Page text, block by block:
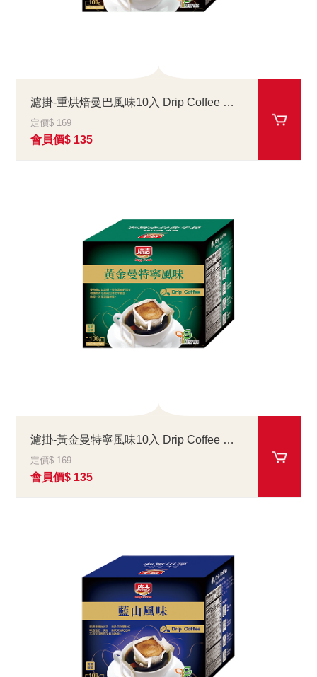
濾掛-重烘焙曼巴風味10入 Drip Coffee Mandheling Brazil
定價$ 169
會員價$ 135
濾掛-黃金曼特寧風味10入 Drip Coffee Mandheling
定價$ 169
會員價$ 135